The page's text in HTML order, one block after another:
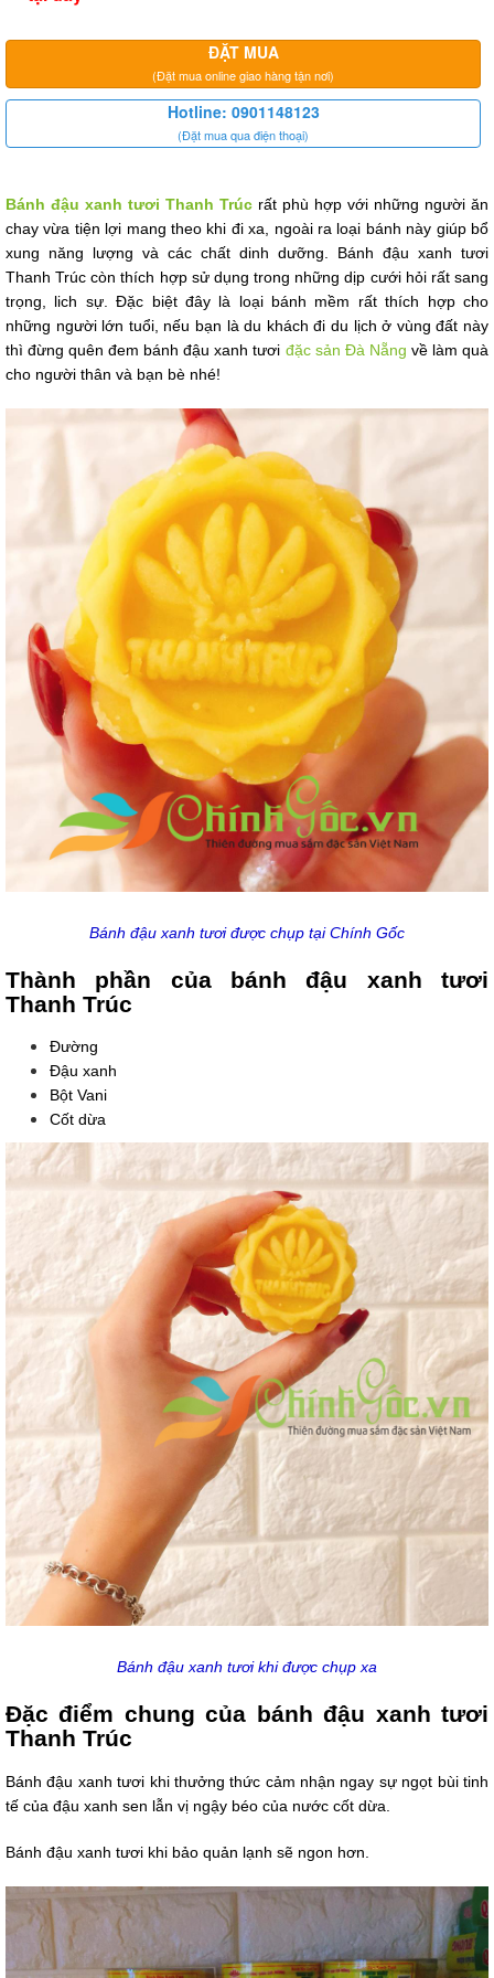
ĐẶT MUA
(Đặt mua online giao hàng tận nơi)
Hotline: 0901148123
(Đặt mua qua điện thoại)
Bánh đậu xanh tươi Thanh Trúc rất phù hợp với những người ăn
chay vừa tiện lợi mang theo khi đi xa, ngoài ra loại bánh này giúp bổ
xung năng lượng và các chất dinh dưỡng. Bánh đậu xanh tươi
Thanh Trúc còn thích hợp sử dụng trong những dịp cưới hỏi rất sang
trọng, lich sự. Đặc biệt đây là loại bánh mềm rất thích hợp cho
những người lớn tuổi, nếu bạn là du khách đi du lịch ở vùng đất này
thì đừng quên đem bánh đậu xanh tươi đặc sản Đà Nẵng về làm quà
cho người thân và bạn bè nhé!
Bánh đậu xanh tươi được chụp tại Chính Gốc
Thành phần của bánh đậu xanh tươi
Thanh Trúc
Đường
Đậu xanh
Bột Vani
Cốt dừa
Bánh đậu xanh tươi khi được chụp xa
​Đặc điểm chung của bánh đậu xanh tươi
Thanh Trúc
Bánh đậu xanh tươi khi thưởng thức cảm nhận ngay sự ngọt bùi tinh
tế của đậu xanh sen lẫn vị ngậy béo của nước cốt dừa.
Bánh đậu xanh tươi khi bảo quản lạnh sẽ ngon hơn.